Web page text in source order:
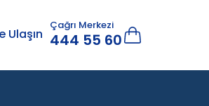
Ulaşın
Çağrı Merkezi
444 55 60